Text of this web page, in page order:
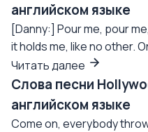
английском языке
[Danny:] Pour me, pour
it holds me, like no other.
Читать далее
Слова песни
английском языке
Come on, everybody